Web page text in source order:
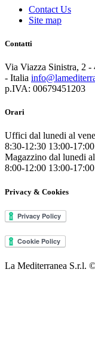
Contact Us
Site map
Contatti
Via Viazza Sinistra, 2
- Italia
p.IVA: 00679451203
Orari
Uffici dal lunedi al
8:30-12:30 13:00-17:00
Magazzino dal lunedi
8:00-12:00 13:00-17:00
Privacy & Cookies
La Mediterranea S.r.l.